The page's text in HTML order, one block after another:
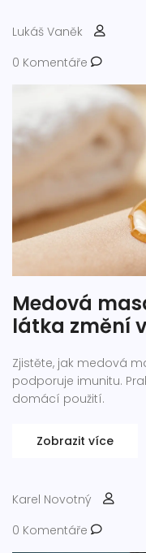
Lukáš Vaněk
0 Komentáře
Medová
látka změní
Zjistěte, jak medová
podporuje imunitu.
domácí použití.
Zobrazit více
Karel Novotný
0 Komentáře